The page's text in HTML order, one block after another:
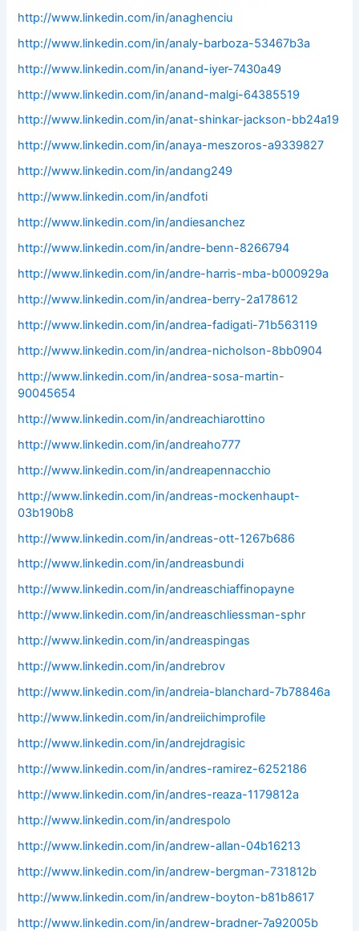
http://www.linkedin.com/in/anaghenciu
http://www.linkedin.com/in/analy-barboza-53467b3a
http://www.linkedin.com/in/anand-iyer-7430a49
http://www.linkedin.com/in/anand-malgi-64385519
http://www.linkedin.com/in/anat-shinkar-jackson-bb24a19
http://www.linkedin.com/in/anaya-meszoros-a9339827
http://www.linkedin.com/in/andang249
http://www.linkedin.com/in/andfoti
http://www.linkedin.com/in/andiesanchez
http://www.linkedin.com/in/andre-benn-8266794
http://www.linkedin.com/in/andre-harris-mba-b000929a
http://www.linkedin.com/in/andrea-berry-2a178612
http://www.linkedin.com/in/andrea-fadigati-71b563119
http://www.linkedin.com/in/andrea-nicholson-8bb0904
http://www.linkedin.com/in/andrea-sosa-martin-
90045654
http://www.linkedin.com/in/andreachiarottino
http://www.linkedin.com/in/andreaho777
http://www.linkedin.com/in/andreapennacchio
http://www.linkedin.com/in/andreas-mockenhaupt-
03b190b8
http://www.linkedin.com/in/andreas-ott-1267b686
http://www.linkedin.com/in/andreasbundi
http://www.linkedin.com/in/andreaschiaffinopayne
http://www.linkedin.com/in/andreaschliessman-sphr
http://www.linkedin.com/in/andreaspingas
http://www.linkedin.com/in/andrebrov
http://www.linkedin.com/in/andreia-blanchard-7b78846a
http://www.linkedin.com/in/andreiichimprofile
http://www.linkedin.com/in/andrejdragisic
http://www.linkedin.com/in/andres-ramirez-6252186
http://www.linkedin.com/in/andres-reaza-1179812a
http://www.linkedin.com/in/andrespolo
http://www.linkedin.com/in/andrew-allan-04b16213
http://www.linkedin.com/in/andrew-bergman-731812b
http://www.linkedin.com/in/andrew-boyton-b81b8617
http://www.linkedin.com/in/andrew-bradner-7a92005b